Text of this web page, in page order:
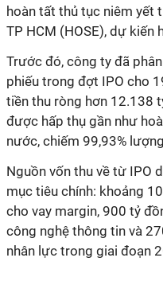
hoàn tất thủ tục niêm yết
TP HCM (HOSE), dự
Trước đó, công ty đã
phiếu trong đợt IPO cho
tiền thu ròng hơn 12.138
được hấp thụ gần như
nước, chiếm 99,93%
Nguồn vốn thu về từ IPO
mục tiêu chính: khoảng
cho vay margin, 900 tỷ
công nghệ thông tin và
nhân lực trong giai đoạn